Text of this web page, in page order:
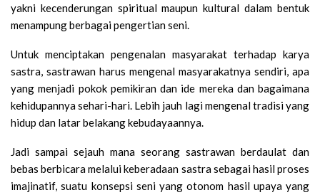
yakni kecenderungan spiritual maupun kultural dalam bentuk
menampung berbagai pengertian seni.
Untuk menciptakan pengenalan masyarakat terhadap karya
sastra, sastrawan harus mengenal masyarakatnya sendiri, apa
yang menjadi pokok pemikiran dan ide mereka dan bagaimana
kehidupannya sehari-hari. Lebih jauh lagi mengenal tradisi yang
hidup dan latar belakang kebudayaannya.
Jadi sampai sejauh mana seorang sastrawan berdaulat dan
bebas berbicara melalui keberadaan sastra sebagai hasil proses
imajinatif, suatu konsepsi seni yang otonom hasil upaya yang